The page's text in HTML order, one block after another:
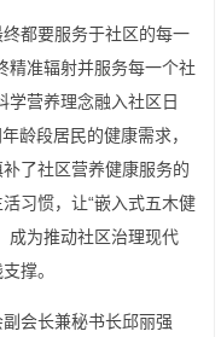
都要服务于社区的每一
精准辐射并服务每一个社
学营养理念融入社区日
龄段居民的健康需求，
了社区营养健康服务的
习惯，让“嵌入式五木健
成为推动社区治理现代
撑。
会长兼秘书长邱丽强